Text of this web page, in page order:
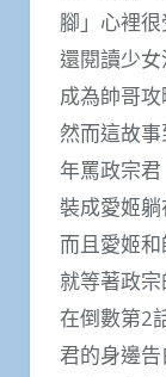
腳」心裡
還閱讀少
成為帥哥
然而這故
年罵政宗
裝成愛姬
而且愛姬
就等著政
在倒數第2
君的身邊